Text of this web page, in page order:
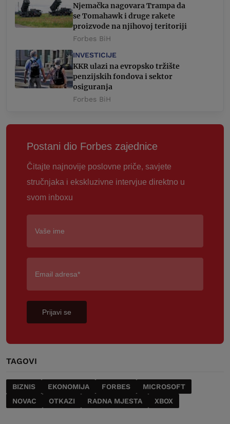
Njemačka nagovara Trampa da
se Tomahawk i druge rakete
proizvode na njihovoj teritoriji
Forbes BiH
INVESTICIJE
KKR ulazi na evropsko tržište
penzijskih fondova i sektor
osiguranja
Forbes BiH
Postani dio Forbes zajednice
Čitajte najnovije poslovne priče, savjete
stručnjaka i ekskluzivne intervjue direktno u
svom inboxu
Prijavi se
TAGOVI
BIZNIS EKONOMIJA FORBES
MICROSOFT
NOVAC
OTKAZI RADNA MJESTA XBOX